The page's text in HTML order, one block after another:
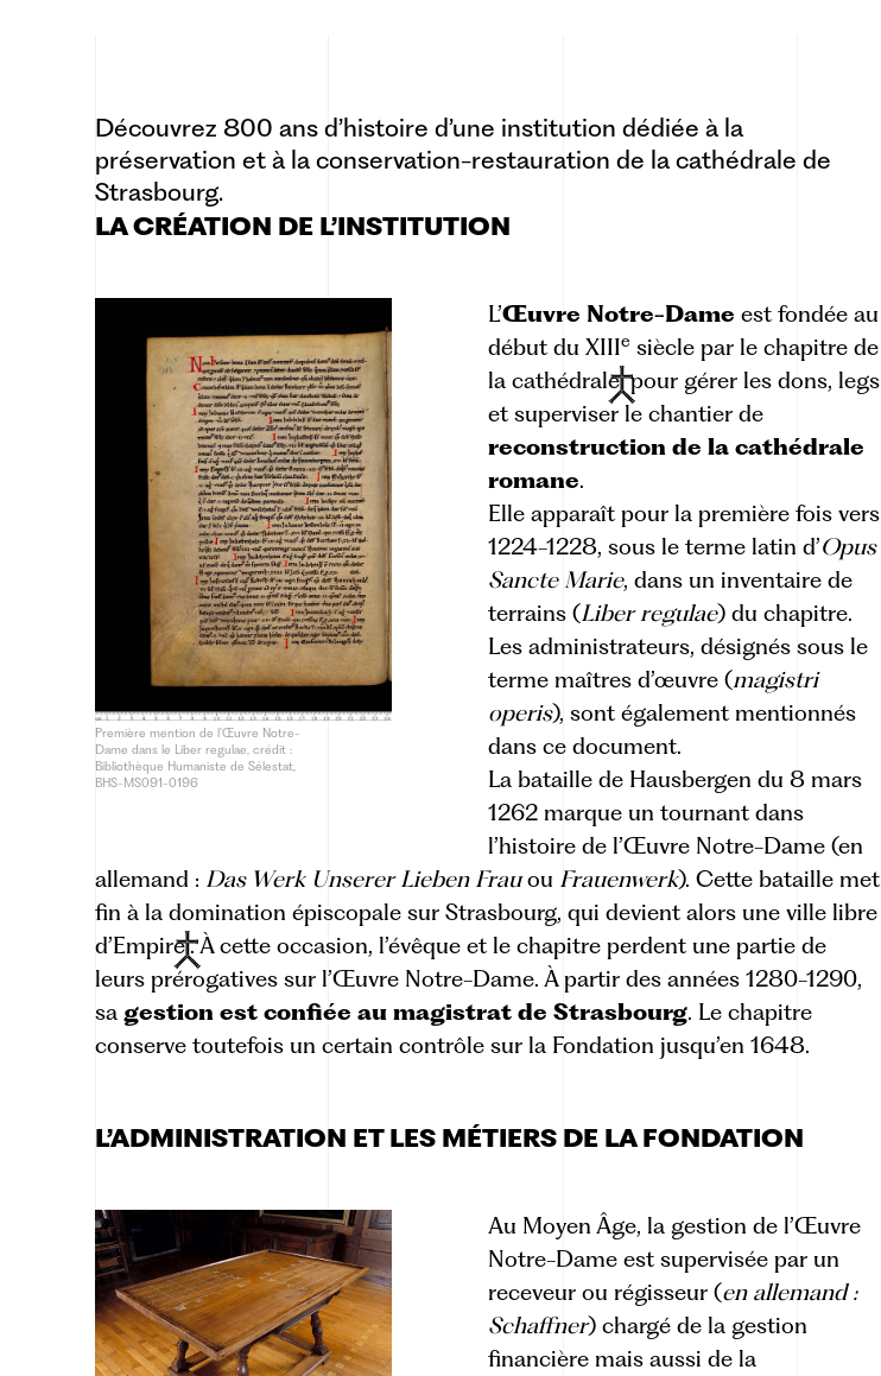
Découvrez 800 ans d’histoire d’une institution dédiée à la
préservation et à la conservation-restauration de la cathédrale de
Strasbourg.
LA CRÉATION DE L’INSTITUTION
Première mention de l’Œuvre Notre-
Dame dans le Liber regulae, crédit :
Bibliothèque Humaniste de Sélestat,
BHS-MS091-0196
L’Œuvre Notre-Dame est fondée au
début du XIIIe siècle par le chapitre de
la cathédralepour gérer les dons, legs
et superviser le chantier de
reconstruction de la cathédrale
romane.
Elle apparaît pour la première fois vers
1224-1228, sous le terme latin d’Opus
Sancte Marie, dans un inventaire de
terrains (Liber regulae) du chapitre.
Les administrateurs, désignés sous le
terme maîtres d’œuvre (magistri
operis), sont également mentionnés
dans ce document.
La bataille de Hausbergen du 8 mars
1262 marque un tournant dans
l’histoire de l’Œuvre Notre-Dame (en
allemand : Das Werk Unserer Lieben Frauou Frauenwerk). Cette bataille met
fin à la domination épiscopale sur Strasbourg, qui devient alors une ville libre
d’Empire. À cette occasion, l’évêque et le chapitre perdent une partie de
leurs prérogatives sur l’Œuvre Notre-Dame. À partir des années 1280-1290,
sa gestion est confiée au magistrat de Strasbourg. Le chapitre
conserve toutefois un certain contrôle sur la Fondation jusqu’en 1648.
L’ADMINISTRATION ET LES MÉTIERS DE LA FONDATION
Au Moyen Âge, la gestion de l’Œuvre
Notre-Dame est supervisée par un
receveur ou régisseur (en allemand :
Schaffner) chargé de la gestion
financière mais aussi de la